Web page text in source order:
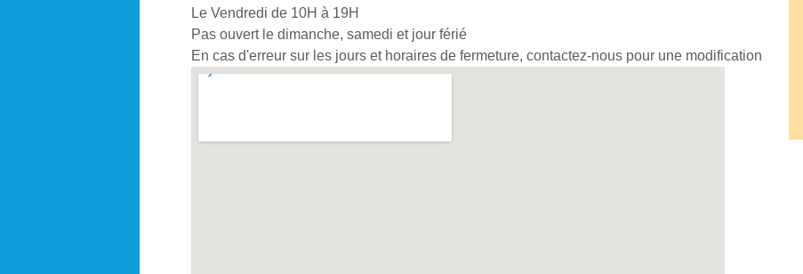
Le Vendredi de 10H à 19H
Pas ouvert le dimanche, samedi et jour férié
En cas d'erreur sur les jours et horaires de fermeture, contactez-nous pour une modification